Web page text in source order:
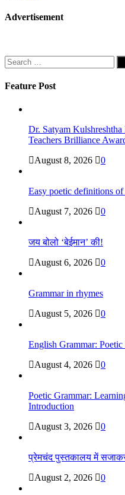
Advertisement
Search
for:
Feature Post
Dr. Satyam
Teachers Brilliance
August 8, 2026
0
Easy poetic definitions of
August 7, 2026
0
जय बोलो ‘बेईमान’ की!
August 6, 2026
0
Grammar in rhymes
August 5, 2026
0
English Grammar:
August 4, 2026
0
Poetic Grammar:
Introduction
August 3, 2026
0
प्रेमचंद पुस्तकालय में
August 2, 2026
0